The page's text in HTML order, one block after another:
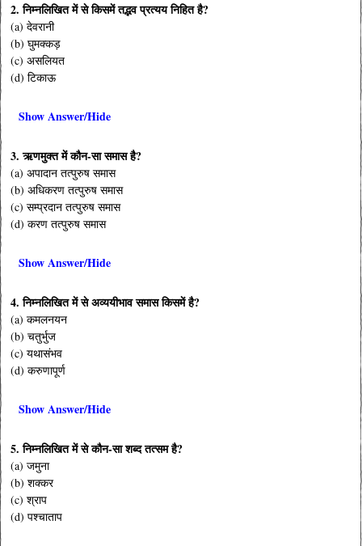
2. निम्नलिखित में से किसमें तद्भव प्रत्यय निहित है?
(a) देवरानी
(b) घुमक्कड़
(c) असलियत
(d) टिकाऊ
Show Answer/Hide
3. ऋणमुक्त में कौन-सा समास है?
(a) अपादान तत्पुरुष समास
(b) अधिकरण तत्पुरुष समास
(c) सम्प्रदान तत्पुरुष समास
(d) करण तत्पुरुष समास
Show Answer/Hide
4. निम्नलिखित में से अव्ययीभाव समास किसमें है?
(a) कमलनयन
(b) चतुर्भुज
(c) यथासंभव
(d) करुणापूर्ण
Show Answer/Hide
5. निम्नलिखित में से कौन-सा शब्द तत्सम है?
(a) जमुना
(b) शक्कर
(c) श्राप
(d) पश्चाताप